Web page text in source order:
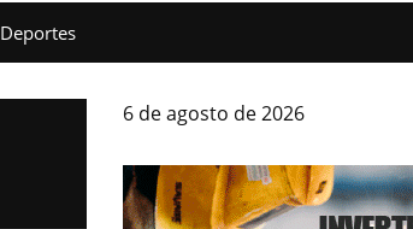
Deportes
6 de agosto de 2026